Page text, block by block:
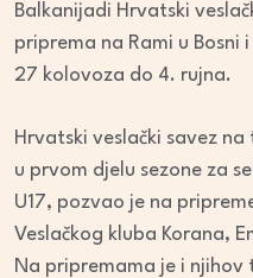
Balkanijadi Hrvatski
priprema na Rami u Bosni
27 kolovoza do 4. rujna.
Hrvatski veslački savez
u prvom djelu sezone za
U17, pozvao je na
Veslačkog kluba Korana,
Na pripremama je i njihov